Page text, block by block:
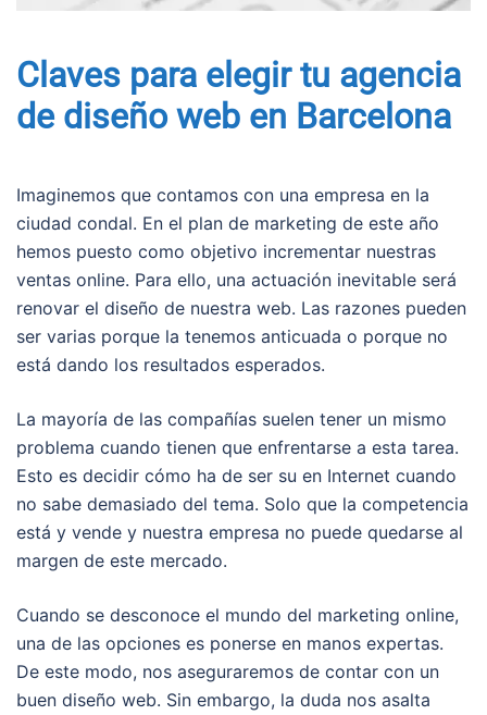
Claves para elegir tu agencia
de diseño web en Barcelona
Imaginemos que contamos con una empresa en la
ciudad condal. En el plan de marketing de este año
hemos puesto como objetivo incrementar nuestras
ventas online. Para ello, una actuación inevitable será
renovar el diseño de nuestra web. Las razones pueden
ser varias porque la tenemos anticuada o porque no
está dando los resultados esperados.
La mayoría de las compañías suelen tener un mismo
problema cuando tienen que enfrentarse a esta tarea.
Esto es decidir cómo ha de ser su en Internet cuando
no sabe demasiado del tema. Solo que la competencia
está y vende y nuestra empresa no puede quedarse al
margen de este mercado.
Cuando se desconoce el mundo del marketing online,
una de las opciones es ponerse en manos expertas.
De este modo, nos aseguraremos de contar con un
buen diseño web. Sin embargo, la duda nos asalta